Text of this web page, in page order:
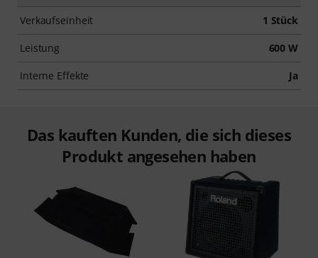
Verkaufseinheit 1 Stück
Leistung 600 W
Interne Effekte Ja
Das kauften Kunden, die sich dieses
Produkt angesehen haben